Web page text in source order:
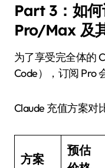
Part 3：如
Pro/Max 及
为了享受完全体的
Code），订阅 Pro
Claude 充值方案对
方案
预估